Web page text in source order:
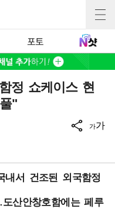
포토
정 쇼케이스 현
"
가가
내서 건조된 외국함정
산안창호함에는 페루